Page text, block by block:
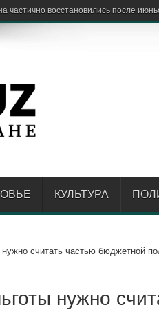
КУЛЬТУРА
считать частью бюджетной
нужно